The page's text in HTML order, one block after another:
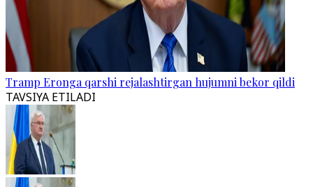
Tramp Eronga qarshi rejalashtirgan hujumni bekor qildi
TAVSIYA ETILADI